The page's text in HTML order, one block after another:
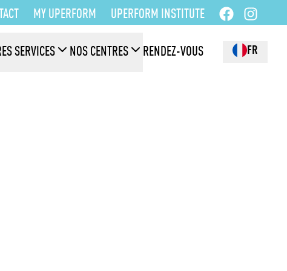
MY UPERFORM UPERFORM INSTITUTE
SERVICES NOS CENTRES RENDEZ-VOUS FR